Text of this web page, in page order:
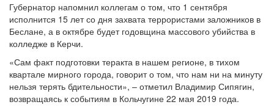
Губернатор напомнил коллегам о том, что 1 сентября
исполнится 15 лет со дня захвата террористами заложников в
Беслане, а в октябре будет годовщина массового убийства в
колледже в Керчи.
«Сам факт подготовки теракта в нашем регионе, в тихом
квартале мирного города, говорит о том, что нам ни на минуту
нельзя терять бдительности», – отметил Владимир Сипягин,
возвращаясь к событиям в Кольчугине 22 мая 2019 года.